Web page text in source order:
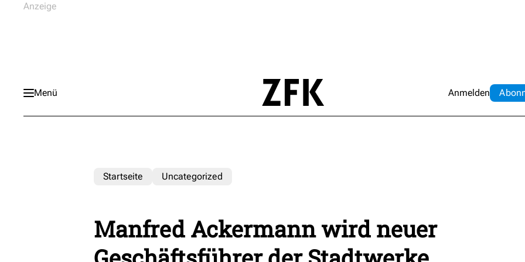
Menü Anmelden Abo
Startseite Uncategorized
Manfred Ackermann wird neuer